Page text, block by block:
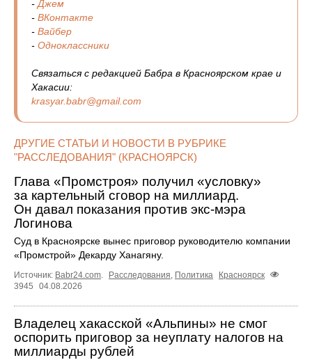
-Джем
- ВКонтакте
- Вайбер
- Одноклассники
Связаться с редакцией Бабра в Красноярском крае и
Хакасии:
krasyar.babr@gmail.com
ДРУГИЕ СТАТЬИ И НОВОСТИ В РУБРИКЕ
"РАССЛЕДОВАНИЯ" (КРАСНОЯРСК)
Глава «Промстроя» получил «условку»
за картельный сговор на миллиард.
Он давал показания против экс-мэра
Логинова
Суд в Красноярске вынес приговор руководителю компании
«Промстрой» Декарду Ханагяну.
Источник: Babr24.com. Расследования, Политика
Красноярск
3945
04.08.2026
Владелец хакасской «Альпины» не смог
оспорить приговор за неуплату налогов на
миллиарды рублей